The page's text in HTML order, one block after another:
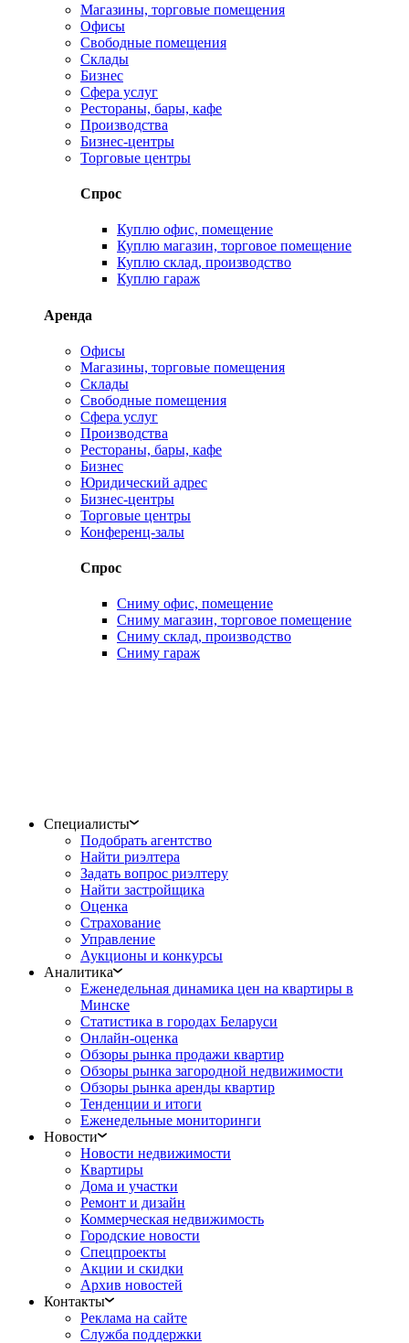
Магазины, торговые помещения
Офисы
Свободные помещения
Склады
Бизнес
Сфера услуг
Рестораны, бары, кафе
Производства
Бизнес-центры
Торговые центры
Спрос
Куплю офис, помещение
Куплю магазин, торговое помещение
Куплю склад, производство
Куплю гараж
Аренда
Офисы
Магазины, торговые помещения
Склады
Свободные помещения
Сфера услуг
Производства
Рестораны, бары, кафе
Бизнес
Юридический адрес
Бизнес-центры
Торговые центры
Конференц-залы
Спрос
Сниму офис, помещение
Сниму магазин, торговое помещение
Сниму склад, производство
Сниму гараж
Специалисты
Подобрать агентство
Найти риэлтера
Задать вопрос риэлтеру
Найти застройщика
Оценка
Страхование
Управление
Аукционы и конкурсы
Аналитика
Еженедельная динамика цен на квартиры в
Минске
Статистика в городах Беларуси
Онлайн-оценка
Обзоры рынка продажи квартир
Обзоры рынка загородной недвижимости
Обзоры рынка аренды квартир
Тенденции и итоги
Еженедельные мониторинги
Новости
Новости недвижимости
Квартиры
Дома и участки
Ремонт и дизайн
Коммерческая недвижимость
Городские новости
Спецпроекты
Акции и скидки
Архив новостей
Контакты
Реклама на сайте
Служба поддержки